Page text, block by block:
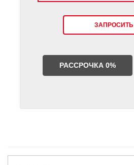
ЗАПРОСИТЬ
РАССРОЧКА 0%